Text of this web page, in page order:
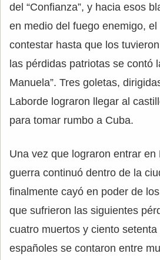
del “Confianza”, y hacia esos
en medio del fuego enemigo,
contestar hasta que los
las pérdidas patriotas se contó
Manuela”. Tres goletas,
Laborde lograron llegar al
para tomar rumbo a Cuba.
Una vez que lograron entrar en
guerra continuó dentro de la
finalmente cayó en poder de
que sufrieron las siguientes
cuatro muertos y ciento
españoles se contaron entre